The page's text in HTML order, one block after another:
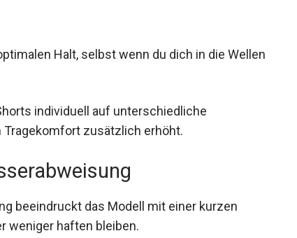
Halt, selbst wenn du dich in die Wellen
individuell auf unterschiedliche
zusätzlich erhöht.
beeindruckt das Modell mit einer kurzen
weniger haften bleiben.